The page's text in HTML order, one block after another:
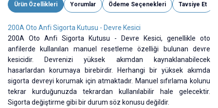
Ürün Özellikleri Yorumlar Ödeme Seçenekleri Tavsiye Et
200A Oto Anfi Sigorta Kutusu - Devre Kesici
200A Oto Anfi Sigorta Kutusu - Devre Kesici, genellikle oto
anfilerde kullanılan manuel resetleme özelliği bulunan devre
kesicidir. Devrenizi yüksek akımdan kaynaklanabilecek
hasarlardan korumaya birebirdir. Herhangi bir yüksek akımda
sigorta devreyi korumak için atmaktadır. Manuel sıfırlama kolunu
tekrar kurduğunuzda tekrardan kullanılabilir hale gelecektir.
Sigorta değiştirme gibi bir durum söz konusu değildir.